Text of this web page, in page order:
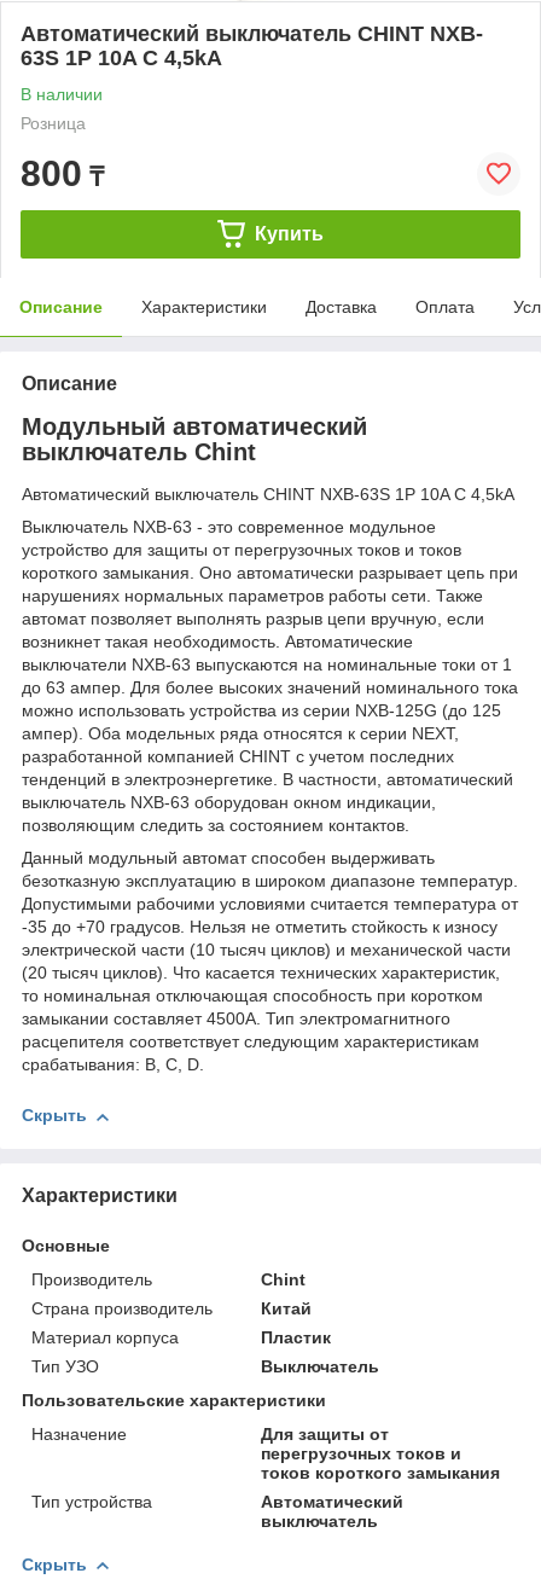
Автоматический выключатель CHINT NXB-
63S 1P 10A C 4,5kA
В наличии
Розница
800 ₸
Купить
Описание Характеристики Доставка Оплата
Описание
Модульный автоматический
выключатель Chint
Автоматический выключатель CHINT NXB-63S 1P 10A C 4,5kA
Выключатель NXB-63 - это современное модульное
устройство для защиты от перегрузочных токов и токов
короткого замыкания. Оно автоматически разрывает цепь при
нарушениях нормальных параметров работы сети. Также
автомат позволяет выполнять разрыв цепи вручную, если
возникнет такая необходимость. Автоматические
выключатели NXB-63 выпускаются на номинальные токи от 1
до 63 ампер. Для более высоких значений номинального тока
можно использовать устройства из серии NXB-125G (до 125
ампер). Оба модельных ряда относятся к серии NEXT,
разработанной компанией CHINT с учетом последних
тенденций в электроэнергетике. В частности, автоматический
выключатель NXB-63 оборудован окном индикации,
позволяющим следить за состоянием контактов.
Данный модульный автомат способен выдерживать
безотказную эксплуатацию в широком диапазоне температур.
Допустимыми рабочими условиями считается температура от
-35 до +70 градусов. Нельзя не отметить стойкость к износу
электрической части (10 тысяч циклов) и механической части
(20 тысяч циклов). Что касается технических характеристик,
то номинальная отключающая способность при коротком
замыкании составляет 4500А. Тип электромагнитного
расцепителя соответствует следующим характеристикам
срабатывания: B, C, D.
Скрыть
Характеристики
Основные
Производитель
Chint
Страна производитель
Китай
Материал корпуса
Пластик
Тип УЗО
Выключатель
Пользовательские характеристики
Назначение
Для защиты от
перегрузочных токов и
токов короткого замыкания
Тип устройства
Автоматический
выключатель
Скрыть